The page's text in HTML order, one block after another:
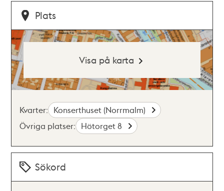
Plats
Visa på karta
Kvarter: Konserthuset (Norrmalm)
Övriga platser: Hötorget 8
Sökord